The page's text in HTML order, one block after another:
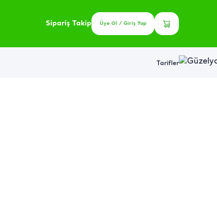
Sipariş Takip Üye Ol / Giriş Yap
Tarifler